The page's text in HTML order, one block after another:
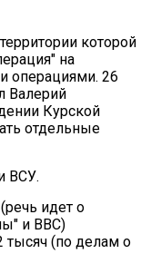
которой
на
операциями. 26
Валерий
Курской
отдельные
ВСУ.
идет о
и BBC)
тысяч (по делам о